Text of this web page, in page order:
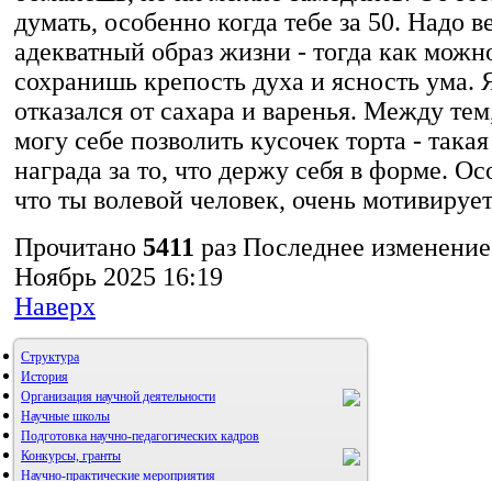
думать, особенно когда тебе за 50. Надо
адекватный образ жизни - тогда как
сохранишь крепость духа и ясность ума.
отказался от сахара и варенья. Между
могу себе позволить кусочек торта -
награда за то, что держу себя в форме.
что ты волевой человек, очень
Прочитано 5411 раз Последнее
Ноябрь 2025 16:19
Наверх
Структура
История
Организация научной деятельности
Научные школы
Подготовка научно-педагогических кадров
Конкурсы, гранты
Научно-практические мероприятия